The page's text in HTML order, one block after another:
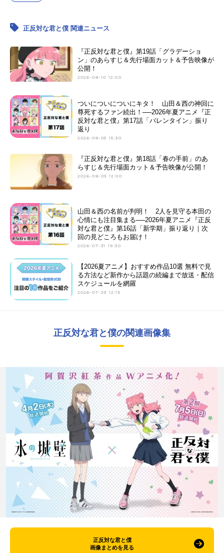
正反対な君と僕 関連ニュース
『正反対な君と僕』第19話「グラデーショ
ン」のあらすじ＆先行場面カット＆予告映像が
公開！
2026-08-10 12:00
ついについについにキタ！ 山田＆西の神回に
尊死するファン続出！──2026年夏アニメ『正
反対な君と僕』第17話「バレンタイン」振り
返り
2026-08-05 15:30
『正反対な君と僕』第18話「春の手前」のあ
らすじ＆先行場面カット＆予告映像が公開！
2026-08-03 12:00
山田＆西の名前が判明！ 2人を見守る本田の
心情にも注目集まる──2026年夏アニメ『正反
対な君と僕』第16話「新学期」振り返り｜次
回の見どころもお届け！
2026-07-31 19:30
【2026夏アニメ】おすすめ作品10選 無料で見
る方法など新作から話題の続編まで放送・配信
スケジュールを網羅
2026-07-29 12:15
正反対な君と僕の関連画像集
正反対な君と僕
画像まとめを見る